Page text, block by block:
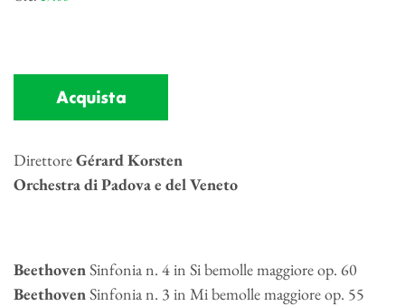
Acquista
DirettoreGérard Korsten
Orchestra di Padova e del Veneto
BeethovenSinfonia n. 4 in Si bemolle maggiore op. 60
BeethovenSinfonia n. 3 in Mi bemolle maggiore op. 55